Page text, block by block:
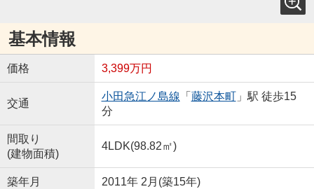
基本情報
価格 3,399万円
交通
小田急江ノ島線 「 藤沢本町」駅 徒歩15
分
間取り
(建物面積)
4LDK(98.82㎡)
築年月 2011年 2月(築15年)